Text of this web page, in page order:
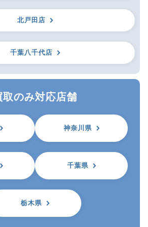
北戸田店
千葉八千代店
取のみ対応店舗
神奈川県
千葉県
栃木県